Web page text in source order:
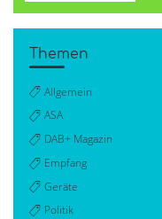
Themen
Allgemein
ASA
DAB+ Magazin
Empfang
Geräte
Politik